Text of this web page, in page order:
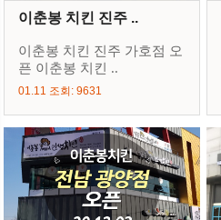
이춘봉 치킨 진주 ..
이춘봉 치킨 진주 가호점 오
픈 이춘봉 치킨 ..
01.11 조회: 9631